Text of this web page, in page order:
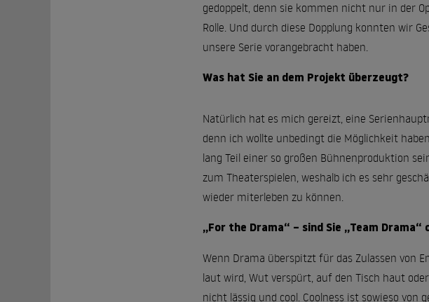
gedoppelt, denn sie kommen nicht nur in der
Rolle. Und durch diese Dopplung konnten wir
unsere Serie vorangebracht haben.
Was hat Sie an dem Projekt überzeugt?
Natürlich hat es mich gereizt, eine
denn ich wollte unbedingt die Möglichkeit
lang Teil einer so großen Bühnenproduktion
zum Theaterspielen, weshalb ich es sehr
wieder miterleben zu können.
„For the Drama“ – sind Sie „Team
Wenn Drama überspitzt für das Zulassen von
laut wird, Wut verspürt, auf den Tisch haut
nicht lässig und cool. Coolness ist sowieso